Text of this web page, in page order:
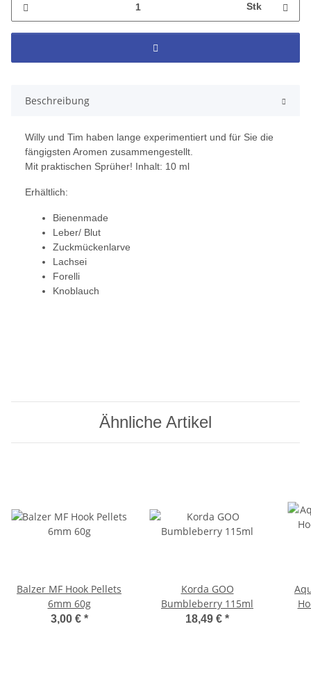
Stk
Beschreibung
Willy und Tim haben lange experimentiert und für Sie die
fängigsten Aromen zusammengestellt.
Mit praktischen Sprüher! Inhalt: 10 ml
Erhältlich:
Bienenmade
Leber/ Blut
Zuckmückenlarve
Lachsei
Forelli
Knoblauch
Ähnliche Artikel
Balzer MF Hook Pellets
6mm 60g
3,00 € *
Korda GOO
Bumbleberry 115ml
18,49 € *